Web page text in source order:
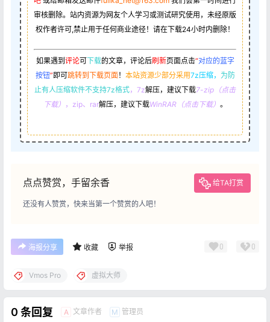
审核删除。站内资源为网友个人学习或测试研究使用，未经原版
权作者许可,禁止用于任何商业途径！请在下载24小时内删除！
如果遇到 评论可下载的文章，评论后刷新页面点击“对应的蓝字
按钮”即可跳转到下载页面！ 本站资源少部分采用7z压缩， 为防
止有人压缩软件不支持7z格式，7z解压，建议下载7-zip（点击
下载） ，zip、rar解压，建议下载WinRAR（点击下载） 。
点点赞赏，手留余香 给TA打赏
还没有人赞赏，快来当第一个赞赏的人吧！
海报分享 收藏 举报 0 0
Vmos Pro 虚拟大师
0 条回复 A 文章作者 M 管理员